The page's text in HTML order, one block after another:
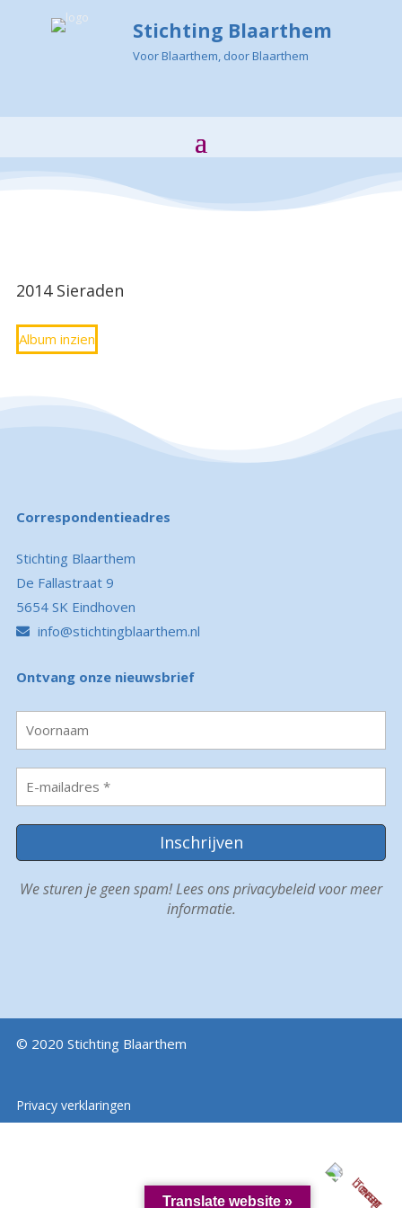
Stichting Blaarthem
Voor Blaarthem, door Blaarthem
2014 Sieraden
Album inzien
Correspondentieadres
Stichting Blaarthem
De Fallastraat 9
5654 SK Eindhoven
info@stichtingblaarthem.nl
Ontvang onze nieuwsbrief
We sturen je geen spam! Lees onsprivacybeleidvoor meer
informatie.
© 2020 Stichting Blaarthem
Privacy verklaringen
Translate website »